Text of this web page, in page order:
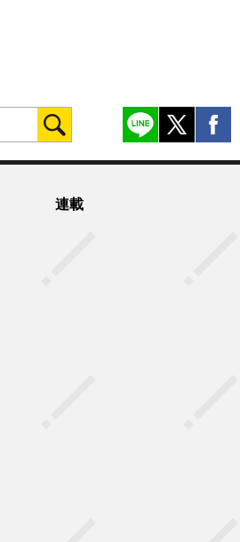
連載